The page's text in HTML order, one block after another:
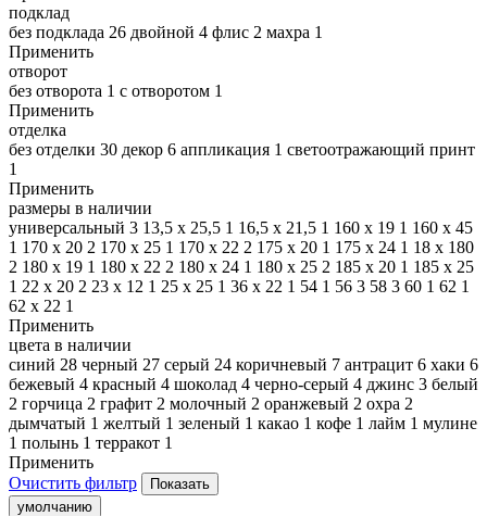
подклад
без подклада 26 двойной 4 флис 2 махра 1
Применить
отворот
без отворота 1 с отворотом 1
Применить
отделка
без отделки 30 декор 6 аппликация 1 светоотражающий принт
1
Применить
размеры в наличии
универсальный 3 13,5 x 25,5 1 16,5 х 21,5 1 160 x 19 1 160 х 45
1 170 x 20 2 170 x 25 1 170 х 22 2 175 х 20 1 175 х 24 1 18 x 180
2 180 x 19 1 180 x 22 2 180 x 24 1 180 x 25 2 185 х 20 1 185 х 25
1 22 х 20 2 23 x 12 1 25 x 25 1 36 x 22 1 54 1 56 3 58 3 60 1 62 1
62 х 22 1
Применить
цвета в наличии
синий 28 черный 27 серый 24 коричневый 7 антрацит 6 хаки 6
бежевый 4 красный 4 шоколад 4 черно-серый 4 джинс 3 белый
2 горчица 2 графит 2 молочный 2 оранжевый 2 охра 2
дымчатый 1 желтый 1 зеленый 1 какао 1 кофе 1 лайм 1 мулине
1 полынь 1 терракот 1
Применить
Очистить фильтр
умолчанию